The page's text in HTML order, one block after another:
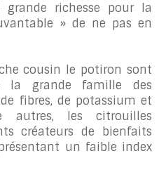
richesse pour la
» de ne pas en
cousin le potiron sont
la grande famille des
fibres, de potassium et
autres, les citrouilles
créateurs de bienfaits
un faible index